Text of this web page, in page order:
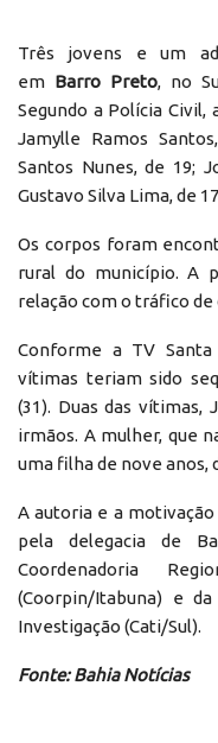
Três jovens e um
em Barro Preto, no
Segundo a Polícia
Jamylle Ramos
Santos Nunes, de 19;
Gustavo Silva Lima, de
Os corpos foram
rural do município. A
relação com o tráfico de
Conforme a TV
vítimas teriam sido
(31). Duas das vítimas,
irmãos. A mulher, que
uma filha de nove
A autoria e a
pela delegacia de
Coordenadoria
(Coorpin/Itabuna) e
Investigação (Cati/Sul).
Fonte: Bahia Notícias